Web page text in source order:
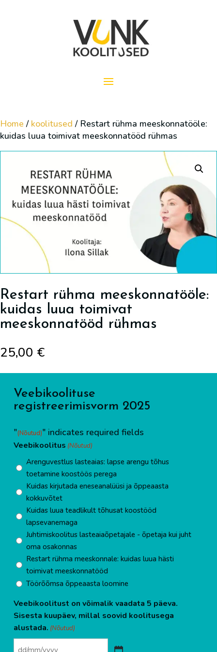
Home / koolitused / Restart rühma meeskonnatööle:
kuidas luua toimivat meeskonnatööd rühmas
Restart rühma meeskonnatööle:
kuidas luua toimivat
meeskonnatööd rühmas
25,00 €
Veebikoolituse
registreerimisvorm 2025
"(Nõutud)" indicates required fields
Veebikoolitus (Nõutud)
Arenguvestlus lasteaias: lapse arengu tõhus
toetamine koostöös perega
Kuidas kirjutada eneseanalüüsi ja õppeaasta
kokkuvõtet
Kuidas luua teadlikult tõhusat koostööd
lapsevanemaga
Juhtimiskoolitus lasteaiaõpetajale - õpetaja kui juht
oma osakonnas
Restart rühma meeskonnale: kuidas luua hästi
toimivat meeskonnatööd
Töörõõmsa õppeaasta loomine
Veebikoolitust on võimalik vaadata 5 päeva.
Sisesta kuupäev, millal soovid koolitusega
alustada. (Nõutud)